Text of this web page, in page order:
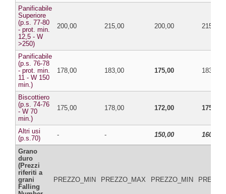
Panificabile
Superiore
(p.s. 77-80
- prot. min.
12,5 - W
>250)
200,00 215,00 200,00 215,00
Panificabile
(p.s. 76-78
- prot. min.
11 - W 150
min.)
178,00 183,00 175,00 183,00
Biscottiero
(p.s. 74-76
- W 70
min.)
175,00 178,00 172,00 175,00
Altri usi
(p.s.70)
- - 150,00 160,00
Grano
duro
(Prezzi
riferiti a
grani
Falling
PREZZO_MIN PREZZO_MAX PREZZO_MIN